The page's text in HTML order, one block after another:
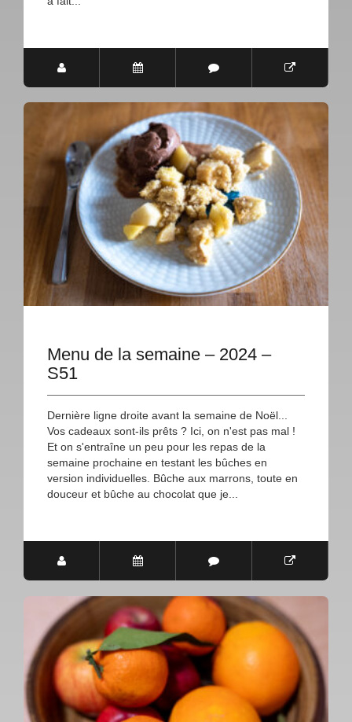
Menu de la semaine – 2024 –
S51
Dernière ligne droite avant la semaine de Noël...
Vos cadeaux sont-ils prêts ? Ici, on n'est pas mal !
Et on s'entraîne un peu pour les repas de la
semaine prochaine en testant les bûches en
version individuelles. Bûche aux marrons, toute en
douceur et bûche au chocolat que je...